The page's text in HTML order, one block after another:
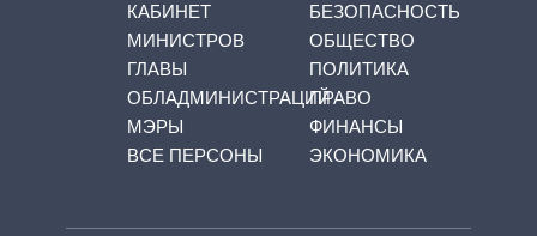
КАБИНЕТ
МИНИСТРОВ
ГЛАВЫ
ОБЛАДМИНИСТРАЦИЙ
МЭРЫ
ВСЕ ПЕРСОНЫ
БЕЗОПАСНОСТЬ
ОБЩЕСТВО
ПОЛИТИКА
ПРАВО
ФИНАНСЫ
ЭКОНОМИКА